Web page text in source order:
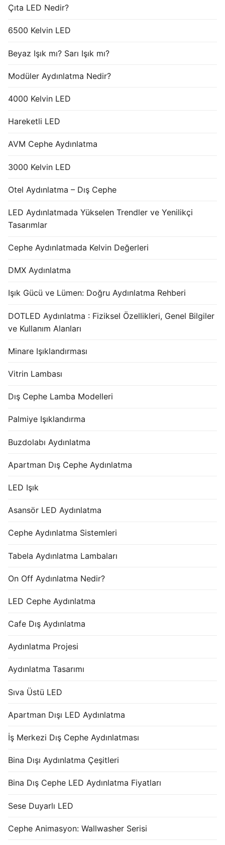
Çıta LED Nedir?
6500 Kelvin LED
Beyaz Işık mı? Sarı Işık mı?
Modüler Aydınlatma Nedir?
4000 Kelvin LED
Hareketli LED
AVM Cephe Aydınlatma
3000 Kelvin LED
Otel Aydınlatma – Dış Cephe
LED Aydınlatmada Yükselen Trendler ve Yenilikçi
Tasarımlar
Cephe Aydınlatmada Kelvin Değerleri
DMX Aydınlatma
Işık Gücü ve Lümen: Doğru Aydınlatma Rehberi
DOTLED Aydınlatma : Fiziksel Özellikleri, Genel Bilgiler
ve Kullanım Alanları
Minare Işıklandırması
Vitrin Lambası
Dış Cephe Lamba Modelleri
Palmiye Işıklandırma
Buzdolabı Aydınlatma
Apartman Dış Cephe Aydınlatma
LED Işık
Asansör LED Aydınlatma
Cephe Aydınlatma Sistemleri
Tabela Aydınlatma Lambaları
On Off Aydınlatma Nedir?
LED Cephe Aydınlatma
Cafe Dış Aydınlatma
Aydınlatma Projesi
Aydınlatma Tasarımı
Sıva Üstü LED
Apartman Dışı LED Aydınlatma
İş Merkezi Dış Cephe Aydınlatması
Bina Dışı Aydınlatma Çeşitleri
Bina Dış Cephe LED Aydınlatma Fiyatları
Sese Duyarlı LED
Cephe Animasyon: Wallwasher Serisi